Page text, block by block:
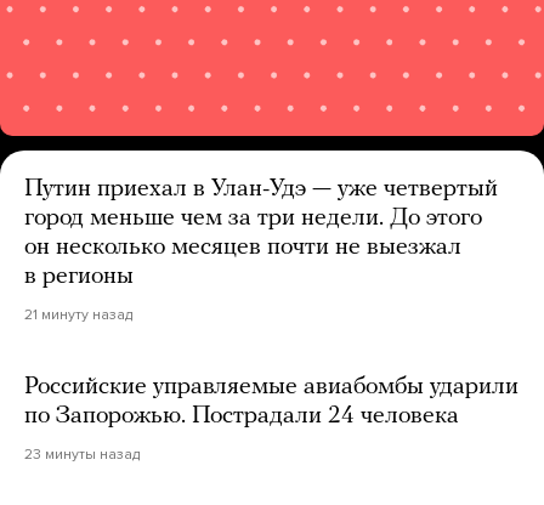
Путин приехал в Улан-Удэ — уже четвертый
город меньше чем за три недели. До этого
он несколько месяцев почти не выезжал
в регионы
21 минуту назад
Российские управляемые авиабомбы ударили
по Запорожью. Пострадали 24 человека
23 минуты назад